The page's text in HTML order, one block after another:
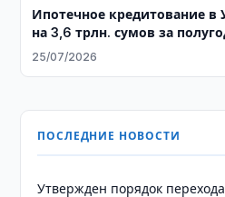
Ипотечное кредитование в
на 3,6 трлн. сумов за
25/07/2026
ПОСЛЕДНИЕ НОВОСТИ
Утвержден порядок